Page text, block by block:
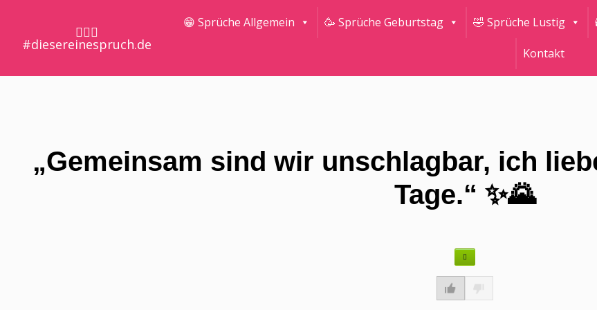
🤷🏼‍♀️
#diesereinespruch.de
😁 Sprüche Allgemein 🥳 Sprüche Geburtstag 🤣 Sprüche Lustig
Kontakt
„Gemeinsam sind wir unschlagbar, ich
Tage.“ ✨🌄